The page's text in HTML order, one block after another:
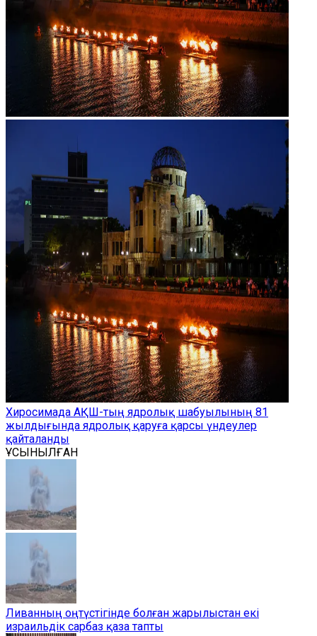
Хиросимада АҚШ-тың ядролық шабуылының 81
жылдығында ядролық қаруға қарсы үндеулер
қайталанды
ҰСЫНЫЛҒАН
Ливанның оңтүстігінде болған жарылыстан екі
израильдік сарбаз қаза тапты